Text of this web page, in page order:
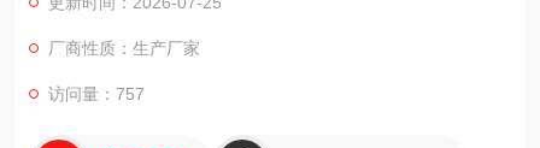
厂商性质：生产厂家
访问量：757